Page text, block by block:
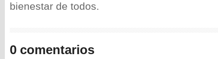
bienestar de todos.
0 comentarios